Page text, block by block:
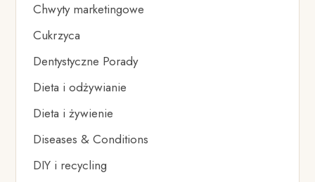
Chwyty marketingowe
Cukrzyca
Dentystyczne Porady
Dieta i odżywianie
Dieta i żywienie
Diseases & Conditions
DIY i recycling